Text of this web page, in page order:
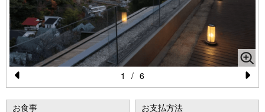
Pr
e
N
1 / 6
お食事
お支払方法